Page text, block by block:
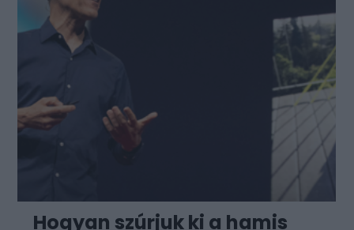
Hogyan szúrjuk ki a hamis